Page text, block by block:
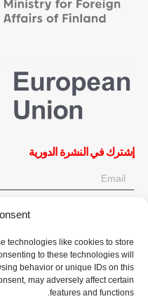
technologies like cookies to store
to these technologies will
behavior or unique IDs on this
may adversely affect certain
features and functions.
إشترك في النشرة الدورية
إحصل على آخر المعلومات حول
على النشرة الإخبارية: